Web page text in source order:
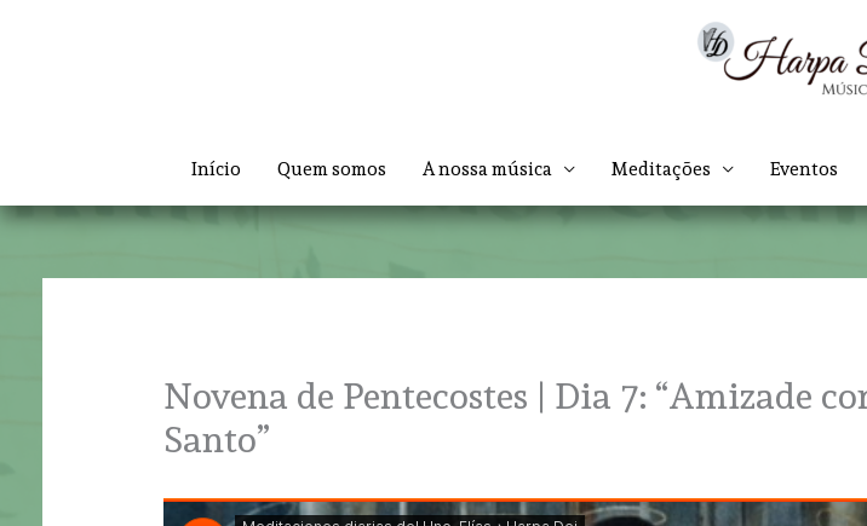
Início Quem somos A nossa música Meditações Eventos
Novena de Pentecostes | Dia 7: “Amizade
Santo”